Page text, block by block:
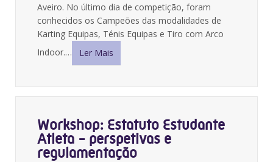
Aveiro. No último dia de competição, foram
conhecidos os Campeões das modalidades de
Karting Equipas, Ténis Equipas e Tiro com Arco
Indoor.…
Ler Mais
Workshop: Estatuto Estudante
Atleta - perspetivas e
regulamentação